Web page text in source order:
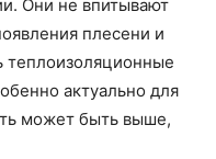
Они не впитывают
плесени и
теплоизоляционные
актуально для
может быть выше,